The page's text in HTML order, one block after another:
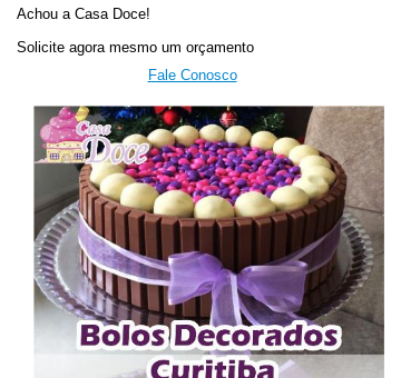
Achou a Casa Doce!
Solicite agora mesmo um orçamento
Fale Conosco